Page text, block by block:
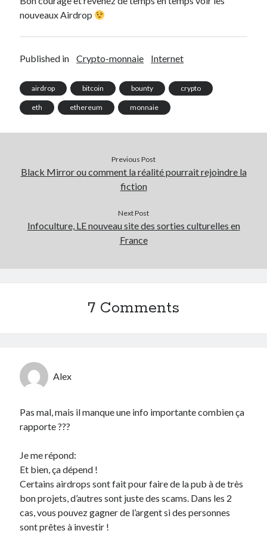
nouveaux Airdrop
Published in Crypto-monnaie Internet
airdrop bitcoin bounty crypto
eth ethereum monnaie
Previous Post
Black Mirror ou comment la réalité pourrait rejoindre la
fiction
Next Post
Infoculture, LE nouveau site des sorties culturelles en
France
7 Comments
Alex
Pas mal, mais il manque une info importante combien ça
rapporte ???
Je me répond:
Et bien, ça dépend !
Certains airdrops sont fait pour faire de la pub à de très
bon projets, d’autres sont juste des scams. Dans les 2
cas, vous pouvez gagner de l’argent si des personnes
sont prêtes à investir !